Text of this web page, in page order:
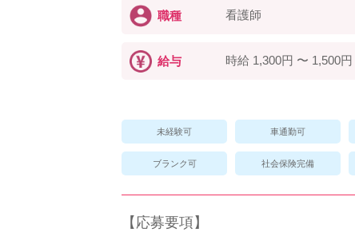
職種 看護師
給与 時給 1,300円 〜 1,500円
未経験可 車通勤可
ブランク可 社会保険完備
【応募要項】